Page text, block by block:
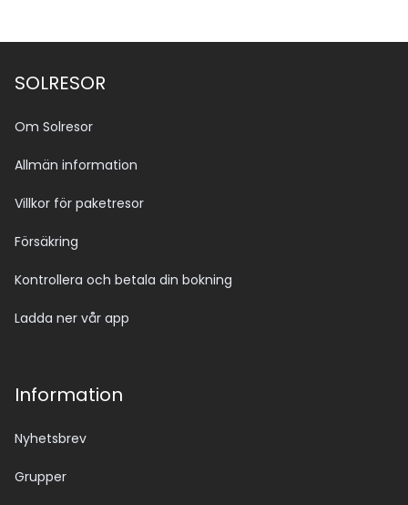
SOLRESOR
Om Solresor
Allmän information
Villkor för paketresor
Försäkring
Kontrollera och betala din bokning
Ladda ner vår app
Information
Nyhetsbrev
Grupper